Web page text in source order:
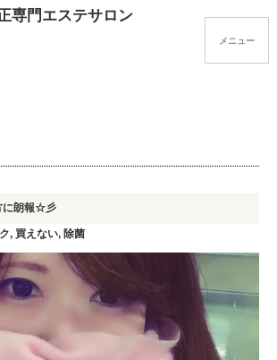
専門エステサロン
に朗報☆彡
, 買えない, 除菌